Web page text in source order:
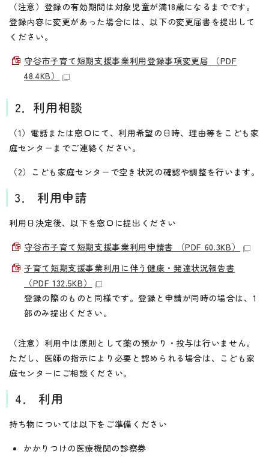
（注意）登録の有効期間は対象児童が満18歳になるまでです。
登録内容に変更があった場合には、以下の変更届書を提出して
ください。
守谷市子育て短期支援事業利用登録事項変更届 （PDF
48.4KB）
2．利用相談
（1）電話または窓口にて、利用希望の日時、理由等をこども家
庭センターまでご連絡ください。
（2）こども家庭センターで空き状況の確認や調整を行います。
3． 利用申請
利用日決定後、以下を窓口に提出ください
守谷市子育て短期支援事業利用申請書 （PDF 60.3KB）
子育て短期支援事業利用に伴う健康・発達状況報告書
（PDF 132.5KB）
登録の際のものと同様です。登録と申請が同時の場合は、1
部のみ提出ください。
（注意）利用中は原則として薬の預かり・投与は行いません。
ただし、医師の指示により必要と認められる場合は、こども家
庭センターにご相談ください。
4． 利用
持ち物については以下をご準備ください
かかりつけの医療機関の診察券